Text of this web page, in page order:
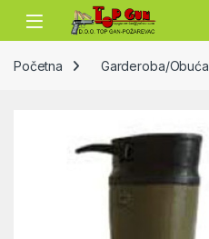
Skip to navigation
Skip to content
Open
Početna Garderoba/Obuća